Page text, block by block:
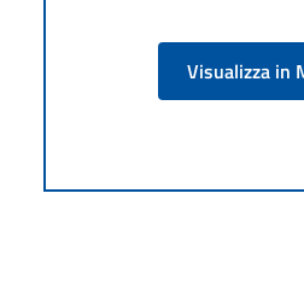
Visualizza in